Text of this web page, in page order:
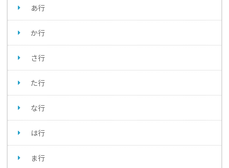
あ行
か行
さ行
た行
な行
は行
ま行